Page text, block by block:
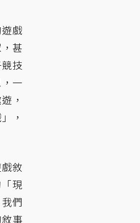
戲
甚
技
一
，
，
敘
現
們
事